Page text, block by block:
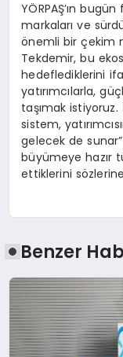
YÖRPAŞ’ın
markaları ve
önemli bir çekim
Tekdemir, bu
hedeflediklerini
yatırımcılarla,
taşımak
sistem,
gelecek de
büyümeye hazır
ettiklerini
Benzer